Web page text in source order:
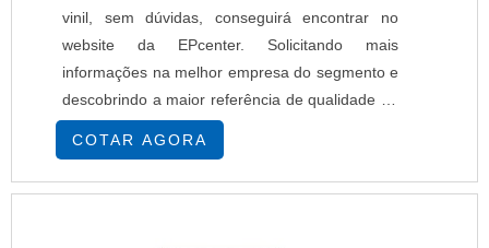
vinil, sem dúvidas, conseguirá encontrar no
website da EPcenter. Solicitando mais
informações na melhor empresa do segmento e
descobrindo a maior referência de qualidade da
área de atuação, a aquisição é mais
segura.Quando a busca é por impressora para
lona e vinil, com os profissionais da EPcenter
COTAR AGORA